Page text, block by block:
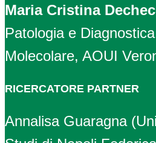
Maria Cristina
Patologia e
Molecolare, AOUI
RICERCATORE PARTNER
Annalisa Guaragna